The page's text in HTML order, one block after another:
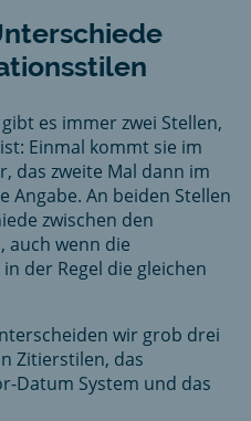
es immer zwei Stellen,
Einmal kommt sie im
das zweite Mal dann im
Angabe. An beiden Stellen
zwischen den
auch wenn die
der Regel die gleichen
wir grob drei
Zitierstilen, das
Datum System und das